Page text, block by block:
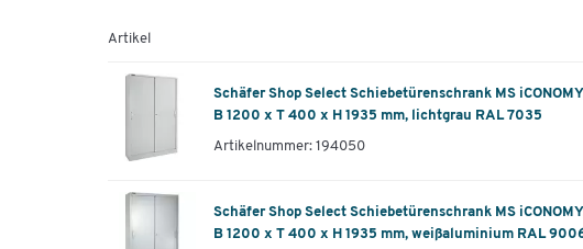
Artikel
Schäfer Shop Select Schiebetürenschrank MS
B 1200 x T 400 x H 1935 mm, lichtgrau RAL 7035
Artikelnummer: 194050
Schäfer Shop Select Schiebetürenschrank MS
B 1200 x T 400 x H 1935 mm, weißaluminium RAL